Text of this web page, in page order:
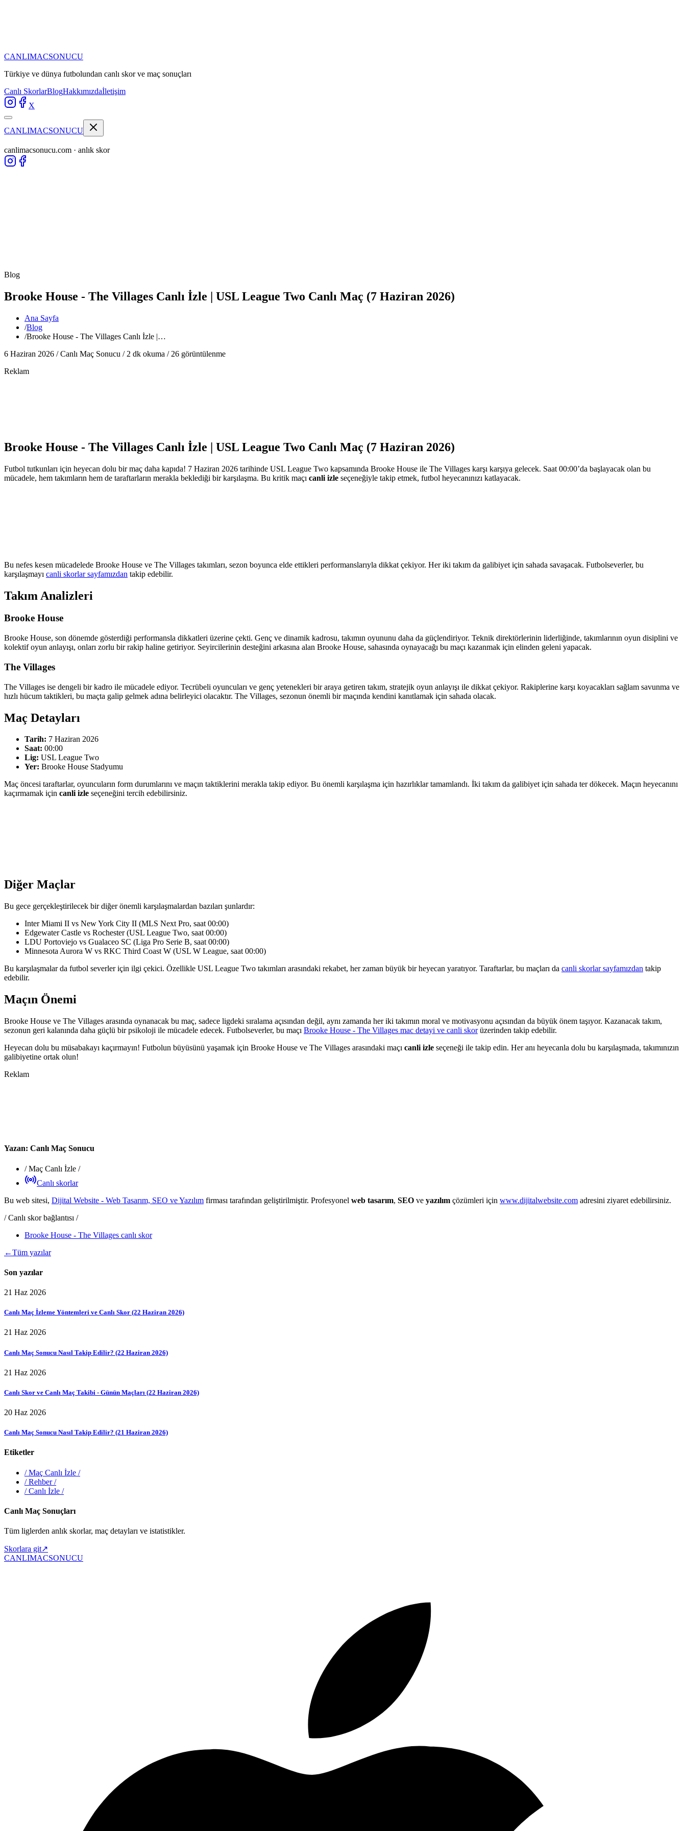
CANLIMACSONUCU
Türkiye ve dünya futbolundan canlı skor ve maç sonuçları
Canlı SkorlarBlogHakkımızdaİletişim
X
CANLIMACSONUCU
canlimacsonucu.com · anlık skor
Blog
Brooke House - The Villages Canlı İzle | USL League Two Canlı Maç (7 Haziran 2026)
Ana Sayfa
/Blog
/Brooke House - The Villages Canlı İzle |…
6 Haziran 2026 /Canlı Maç Sonucu / 2 dk okuma / 26 görüntülenme
Reklam
Brooke House - The Villages Canlı İzle | USL League Two Canlı Maç (7 Haziran 2026)
Futbol tutkunları için heyecan dolu bir maç daha kapıda! 7 Haziran 2026 tarihinde USL League Two kapsamında Brooke House ile The Villages karşı karşıya gelecek. Saat 00:00’da başlayacak olan bu
mücadele, hem takımların hem de taraftarların merakla beklediği bir karşılaşma. Bu kritik maçı canli izle seçeneğiyle takip etmek, futbol heyecanınızı katlayacak.
Bu nefes kesen mücadelede Brooke House ve The Villages takımları, sezon boyunca elde ettikleri performanslarıyla dikkat çekiyor. Her iki takım da galibiyet için sahada savaşacak. Futbolseverler, bu
karşılaşmayı canli skorlar sayfamızdan takip edebilir.
Takım Analizleri
Brooke House
Brooke House, son dönemde gösterdiği performansla dikkatleri üzerine çekti. Genç ve dinamik kadrosu, takımın oyununu daha da güçlendiriyor. Teknik direktörlerinin liderliğinde, takımlarının oyun disiplini ve
kolektif oyun anlayışı, onları zorlu bir rakip haline getiriyor. Seyircilerinin desteğini arkasına alan Brooke House, sahasında oynayacağı bu maçı kazanmak için elinden geleni yapacak.
The Villages
The Villages ise dengeli bir kadro ile mücadele ediyor. Tecrübeli oyuncuları ve genç yetenekleri bir araya getiren takım, stratejik oyun anlayışı ile dikkat çekiyor. Rakiplerine karşı koyacakları sağlam savunma ve
hızlı hücum taktikleri, bu maçta galip gelmek adına belirleyici olacaktır. The Villages, sezonun önemli bir maçında kendini kanıtlamak için sahada olacak.
Maç Detayları
Tarih: 7 Haziran 2026
Saat: 00:00
Lig: USL League Two
Yer: Brooke House Stadyumu
Maç öncesi taraftarlar, oyuncuların form durumlarını ve maçın taktiklerini merakla takip ediyor. Bu önemli karşılaşma için hazırlıklar tamamlandı. İki takım da galibiyet için sahada ter dökecek. Maçın heyecanını
kaçırmamak için canli izle seçeneğini tercih edebilirsiniz.
Diğer Maçlar
Bu gece gerçekleştirilecek bir diğer önemli karşılaşmalardan bazıları şunlardır:
Inter Miami II vs New York City II (MLS Next Pro, saat 00:00)
Edgewater Castle vs Rochester (USL League Two, saat 00:00)
LDU Portoviejo vs Gualaceo SC (Liga Pro Serie B, saat 00:00)
Minnesota Aurora W vs RKC Third Coast W (USL W League, saat 00:00)
Bu karşılaşmalar da futbol severler için ilgi çekici. Özellikle USL League Two takımları arasındaki rekabet, her zaman büyük bir heyecan yaratıyor. Taraftarlar, bu maçları da canli skorlar sayfamızdan takip
edebilir.
Maçın Önemi
Brooke House ve The Villages arasında oynanacak bu maç, sadece ligdeki sıralama açısından değil, aynı zamanda her iki takımın moral ve motivasyonu açısından da büyük önem taşıyor. Kazanacak takım,
sezonun geri kalanında daha güçlü bir psikoloji ile mücadele edecek. Futbolseverler, bu maçı Brooke House - The Villages mac detayi ve canli skorüzerinden takip edebilir.
Heyecan dolu bu müsabakayı kaçırmayın! Futbolun büyüsünü yaşamak için Brooke House ve The Villages arasındaki maçı canli izle seçeneği ile takip edin. Her anı heyecanla dolu bu karşılaşmada, takımınızın
galibiyetine ortak olun!
Reklam
Yazan: Canlı Maç Sonucu
/Maç Canlı İzle /
Canlı skorlar
Bu web sitesi, Dijital Website - Web Tasarım, SEO ve Yazılım firması tarafından geliştirilmiştir. Profesyonel web tasarım, SEO ve yazılım çözümleri için www.dijitalwebsite.com adresini ziyaret edebilirsiniz.
/ Canlı skor bağlantısı /
Brooke House - The Villages canlı skor
←Tüm yazılar
Son yazılar
21 Haz 2026
Canlı Maç İzleme Yöntemleri ve Canlı Skor (22 Haziran 2026)
21 Haz 2026
Canlı Maç Sonucu Nasıl Takip Edilir? (22 Haziran 2026)
21 Haz 2026
Canlı Skor ve Canlı Maç Takibi - Günün Maçları (22 Haziran 2026)
20 Haz 2026
Canlı Maç Sonucu Nasıl Takip Edilir? (21 Haziran 2026)
Etiketler
/Maç Canlı İzle /
/Rehber/
/Canlı İzle /
Canlı Maç Sonuçları
Tüm liglerden anlık skorlar, maç detayları ve istatistikler.
Skorlara git↗
CANLIMACSONUCU